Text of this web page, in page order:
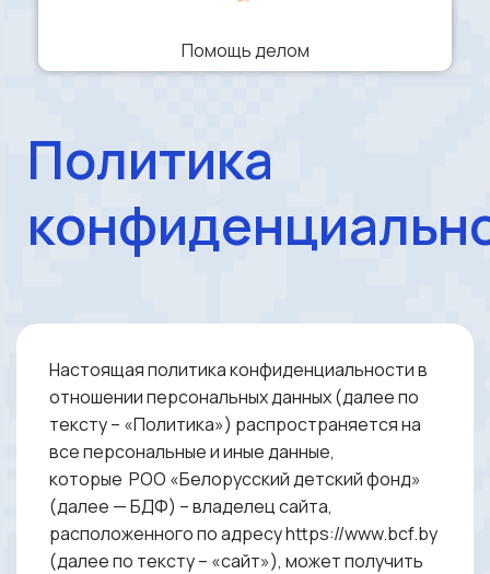
Помощь делом
Политика
Настоящая политика конфиденциальности в
отношении персональных данных (далее по
тексту – «Политика») распространяется на
все персональные и иные данные,
которые РОО «Белорусский детский фонд»
(далее — БДФ) – владелец сайта,
расположенного по адресу https://www.bcf.by
(далее по тексту – «сайт»), может получить